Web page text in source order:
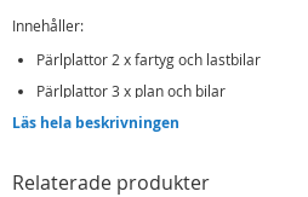
Innehåller:
Pärlplattor 2 x fartyg och lastbilar
Pärlplattor 3 x plan och bilar
Läs hela beskrivningen
Relaterade produkter